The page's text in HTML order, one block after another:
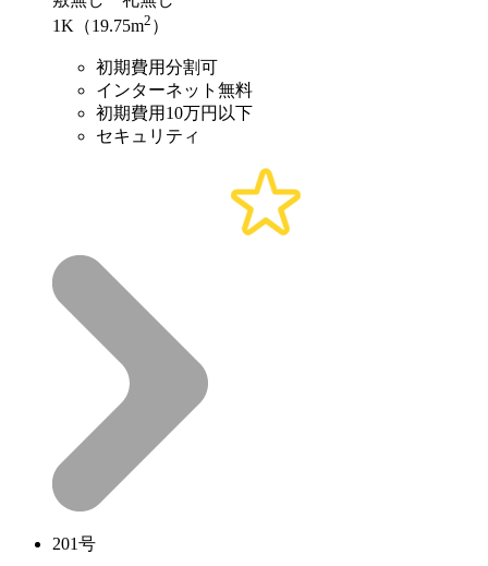
1K（19.75m2 ）
初期費用分割可
インターネット無料
初期費用10万円以下
セキュリティ
201号